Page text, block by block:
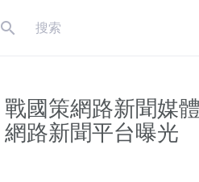
search
戰國策網路新聞媒
網路新聞平台曝光